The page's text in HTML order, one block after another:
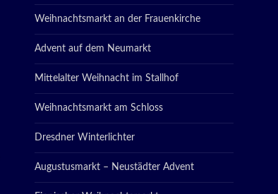
Weihnachtsmarkt an der Frauenkirche
Advent auf dem Neumarkt
Mittelalter Weihnacht im Stallhof
Weihnachtsmarkt am Schloss
Dresdner Winterlichter
Augustusmarkt – Neustädter Advent